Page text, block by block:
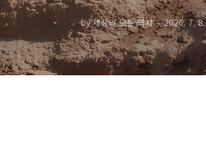
by 세상의 모든 역사 2026. 7. 8.